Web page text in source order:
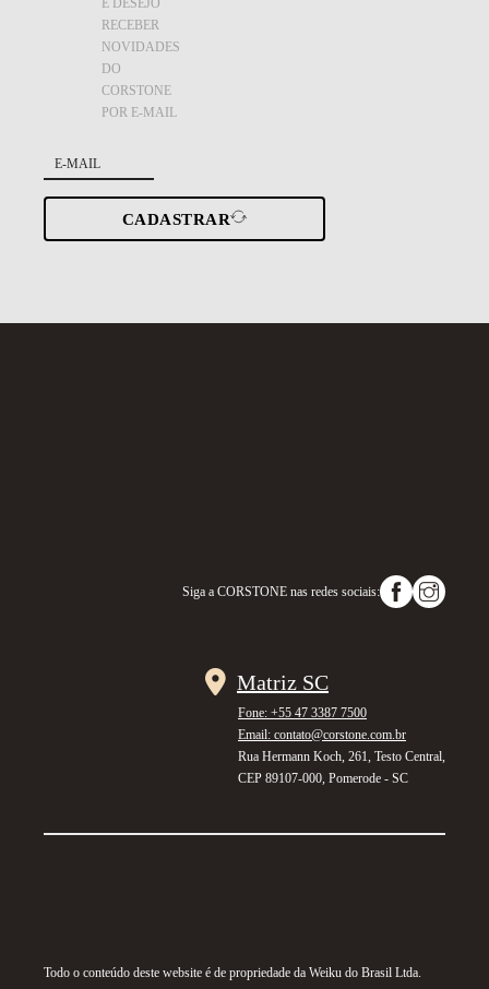
E DESEJO
RECEBER
NOVIDADES
DO
CORSTONE
POR E-MAIL
CADASTRAR
Siga a CORSTONE nas redes sociais:
Matriz SC
Fone: +55 47 3387 7500
Email: contato@corstone.com.br
Rua Hermann Koch, 261, Testo Central,
CEP 89107-000, Pomerode - SC
Todo o conteúdo deste website é de propriedade da Weiku do Brasil Ltda.